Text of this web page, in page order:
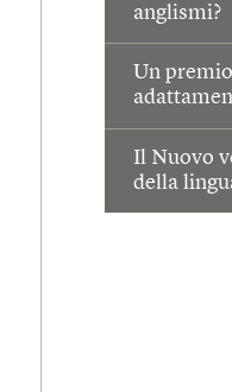
anglismi?
Un
Il Nuovo
della